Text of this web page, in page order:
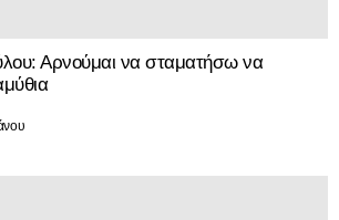
Αρνούμαι να σταματήσω να